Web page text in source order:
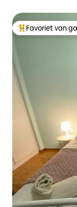
Topfavoriet van
Favoriet van